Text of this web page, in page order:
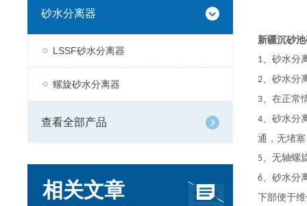
砂水分离器
LSSF砂水分离器
螺旋砂水分离器
查看全部产品
相关文章
新疆沉砂
1、砂水分
2、砂水分
3、在正常
4、砂水分
通，无堵
5、无轴螺
6、砂水分
下部便于